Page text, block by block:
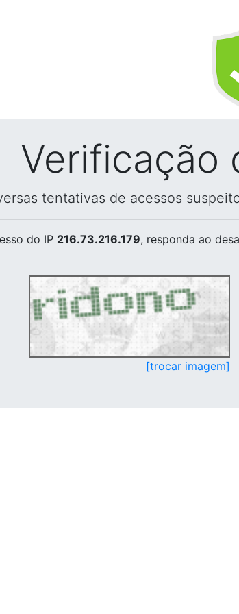
Verificação
tentativas de acessos
do IP 216.73.216.179, responda ao
[trocar imagem]